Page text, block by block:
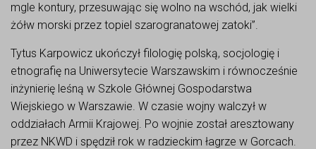
mgle kontury, przesuwając się wolno na wschód, jak wielki
żółw morski przez topiel szarogranatowej zatoki”.
Tytus Karpowicz ukończył filologię polską, socjologię i
etnografię na Uniwersytecie Warszawskim i równocześnie
inżynierię leśną w Szkole Głównej Gospodarstwa
Wiejskiego w Warszawie. W czasie wojny walczył w
oddziałach Armii Krajowej. Po wojnie został aresztowany
przez NKWD i spędził rok w radzieckim łagrze w Gorcach.